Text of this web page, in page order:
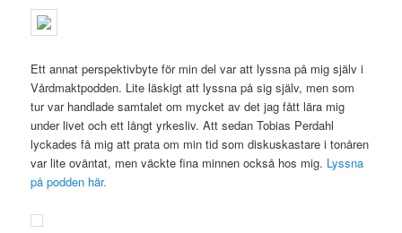
Ett annat perspektivbyte för min del var att lyssna på mig själv i
Vårdmaktpodden. Lite läskigt att lyssna på sig själv, men som
tur var handlade samtalet om mycket av det jag fått lära mig
under livet och ett långt yrkesliv. Att sedan Tobias Perdahl
lyckades få mig att prata om min tid som diskuskastare i tonåren
var lite oväntat, men väckte fina minnen också hos mig. Lyssna
på podden här.